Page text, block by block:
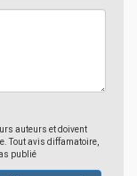
auteurs et doivent
Tout avis diffamatoire,
publié